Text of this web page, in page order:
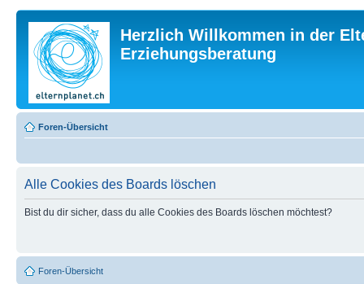
Herzlich Willkommen in der
Erziehungsberatung
Foren-Übersicht
Alle Cookies des Boards löschen
Bist du dir sicher, dass du alle Cookies des Boards löschen möchtest?
Foren-Übersicht